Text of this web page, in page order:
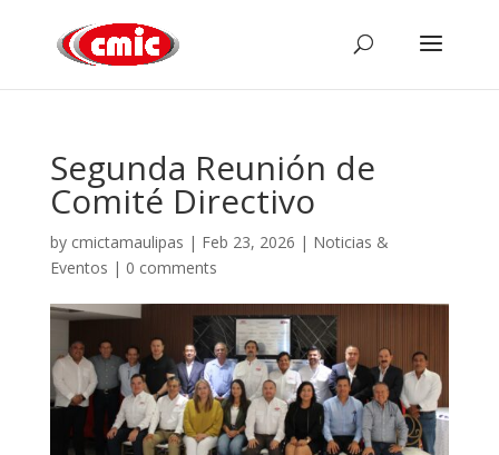
Segunda Reunión de
Comité Directivo
by cmictamaulipas | Feb 23, 2026 | Noticias &
Eventos | 0 comments